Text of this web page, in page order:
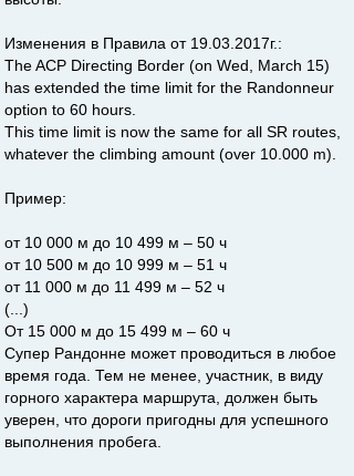
Изменения в Правила от 19.03.2017г.:
The ACP Directing Border (on Wed, March 15)
has extended the time limit for the Randonneur
option to 60 hours.
This time limit is now the same for all SR routes,
whatever the climbing amount (over 10.000 m).
Пример:
от 10 000 м до 10 499 м – 50 ч
от 10 500 м до 10 999 м – 51 ч
от 11 000 м до 11 499 м – 52 ч
(...)
От 15 000 м до 15 499 м – 60 ч
Супер Рандонне может проводиться в любое
время года. Тем не менее, участник, в виду
горного характера маршрута, должен быть
уверен, что дороги пригодны для успешного
выполнения пробега.